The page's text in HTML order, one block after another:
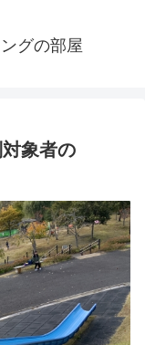
グの部屋
象者の